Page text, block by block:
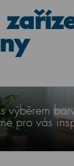
výběrem
pro vás